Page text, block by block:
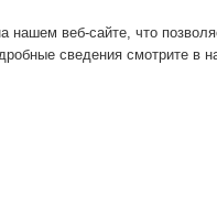
веб-сайте, что
сведения смотрите в